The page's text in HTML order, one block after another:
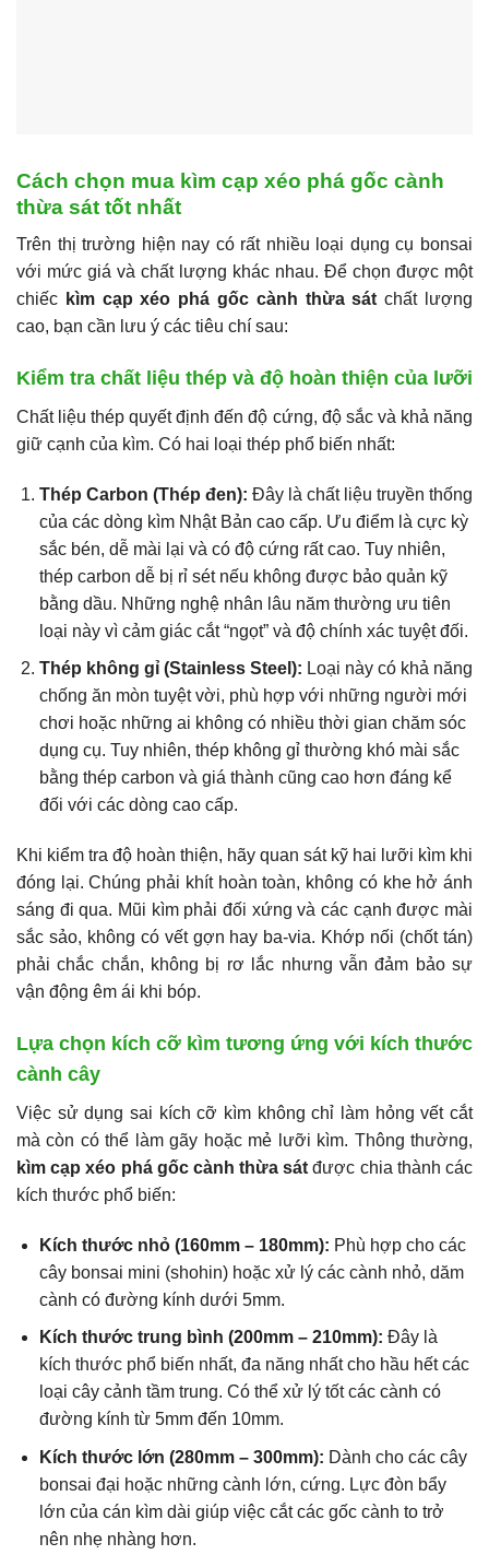
Cách chọn mua kìm cạp xéo phá gốc cành
thừa sát tốt nhất
Trên thị trường hiện nay có rất nhiều loại dụng cụ bonsai
với mức giá và chất lượng khác nhau. Để chọn được một
chiếc kìm cạp xéo phá gốc cành thừa sát chất lượng
cao, bạn cần lưu ý các tiêu chí sau:
Kiểm tra chất liệu thép và độ hoàn thiện của lưỡi
Chất liệu thép quyết định đến độ cứng, độ sắc và khả năng
giữ cạnh của kìm. Có hai loại thép phổ biến nhất:
Thép Carbon (Thép đen): Đây là chất liệu truyền thống
của các dòng kìm Nhật Bản cao cấp. Ưu điểm là cực kỳ
sắc bén, dễ mài lại và có độ cứng rất cao. Tuy nhiên,
thép carbon dễ bị rỉ sét nếu không được bảo quản kỹ
bằng dầu. Những nghệ nhân lâu năm thường ưu tiên
loại này vì cảm giác cắt “ngọt” và độ chính xác tuyệt đối.
Thép không gỉ (Stainless Steel): Loại này có khả năng
chống ăn mòn tuyệt vời, phù hợp với những người mới
chơi hoặc những ai không có nhiều thời gian chăm sóc
dụng cụ. Tuy nhiên, thép không gỉ thường khó mài sắc
bằng thép carbon và giá thành cũng cao hơn đáng kể
đối với các dòng cao cấp.
Khi kiểm tra độ hoàn thiện, hãy quan sát kỹ hai lưỡi kìm khi
đóng lại. Chúng phải khít hoàn toàn, không có khe hở ánh
sáng đi qua. Mũi kìm phải đối xứng và các cạnh được mài
sắc sảo, không có vết gợn hay ba-via. Khớp nối (chốt tán)
phải chắc chắn, không bị rơ lắc nhưng vẫn đảm bảo sự
vận động êm ái khi bóp.
Lựa chọn kích cỡ kìm tương ứng với kích thước
cành cây
Việc sử dụng sai kích cỡ kìm không chỉ làm hỏng vết cắt
mà còn có thể làm gãy hoặc mẻ lưỡi kìm. Thông thường,
kìm cạp xéo phá gốc cành thừa sát được chia thành các
kích thước phổ biến:
Kích thước nhỏ (160mm – 180mm): Phù hợp cho các
cây bonsai mini (shohin) hoặc xử lý các cành nhỏ, dăm
cành có đường kính dưới 5mm.
Kích thước trung bình (200mm – 210mm): Đây là
kích thước phổ biến nhất, đa năng nhất cho hầu hết các
loại cây cảnh tầm trung. Có thể xử lý tốt các cành có
đường kính từ 5mm đến 10mm.
Kích thước lớn (280mm – 300mm): Dành cho các cây
bonsai đại hoặc những cành lớn, cứng. Lực đòn bẩy
lớn của cán kìm dài giúp việc cắt các gốc cành to trở
nên nhẹ nhàng hơn.